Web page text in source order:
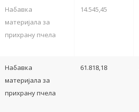
Набавка
материјала за
прихрану пчела
14.545,45
Набавка
материјала за
прихрану пчела
61.818,18